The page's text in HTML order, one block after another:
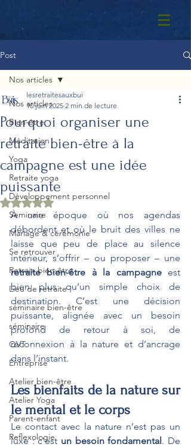
Post
Nos articles
Bien-être
Méditation
Yoga
Retraite yoga
Développement personnel
Seminaire
Mariage & cérémonie
Se retrouver
Retraie bien-être
Lieu de retraite
séminaire bien-être
séminaire
QVT
Entreprise
Atelier bien-être
Atelier Yoga
Parent-enfant
Reflexologie
Nos articles
Pourquoi organiser une
retraite bien-être à la
campagne est une idée
puissante
lesretraitesauxbui
10 juin 2025 2 min de lecture
Noté NaN étoiles sur 5.
À une époque où nos agendas
débordent et où le bruit des villes ne
laisse que peu de place au silence
retraite bien-être à la campagne est
bien plus qu’un simple choix de
destination. C’est une décision
puissante, alignée avec un besoin
profond de retour à soi, de
reconnexion à la nature et d’ancrage
dans l’instant.
Les bienfaits de la nature sur
le mental et le corps
Le contact avec la nature n’est pas un
luxe : c’est un besoin fondamental. De